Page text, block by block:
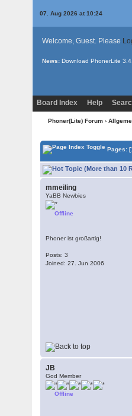
07. Aug 2026 at 10:24
Welcome, Guest. Please
News: Download PhonerLite
Board Index Help
Phoner(Lite) Forum ›
Pages:
mmeiling
YaBB Newbies
Offline
Phoner ist großartig!
Posts: 3
Joined: 27. Jun 2006
JB
God Member
Offline